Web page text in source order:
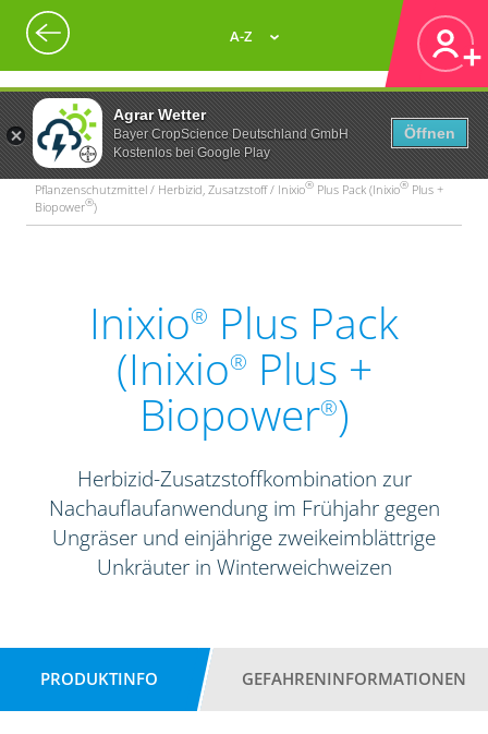
Agrar Wetter
Bayer CropScience Deutschland GmbH
Kostenlos bei Google Play
Öffnen
A-Z
Pflanzenschutzmittel / Herbizid, Zusatzstoff / Inixio® Plus Pack (Inixio® Plus +
Biopower®)
Inixio® Plus Pack
(Inixio® Plus +
Biopower®)
Herbizid-Zusatzstoffkombination zur
Nachauflaufanwendung im Frühjahr gegen
Ungräser und einjährige zweikeimblättrige
Unkräuter in Winterweichweizen
PRODUKTINFO GEFAHRENINFORMATIONEN